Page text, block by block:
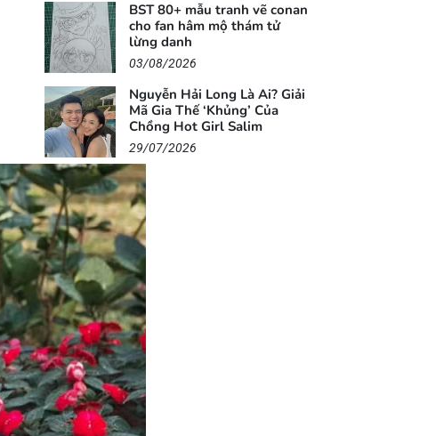
BST 80+ mẫu tranh vẽ conan
cho fan hâm mộ thám tử
lừng danh
03/08/2026
Nguyễn Hải Long Là Ai? Giải
Mã Gia Thế ‘Khủng’ Của
Chồng Hot Girl Salim
29/07/2026